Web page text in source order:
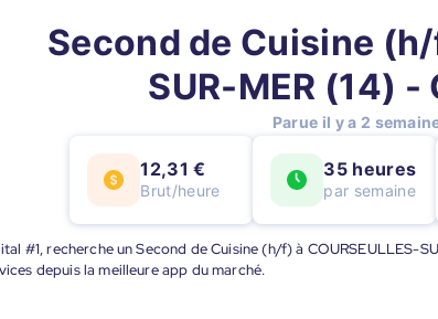
Second de Cuisine (h/
SUR-MER (14)
Parue il y a 2
12,31 €
Brut/heure
35 heures
par semaine
#1, recherche un Second de Cuisine (h/f) à COURSEULLES-
depuis la meilleure app du marché.